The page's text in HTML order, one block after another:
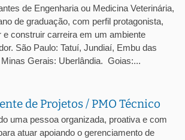
de Engenharia ou Medicina Veterinária,
de graduação, com perfil protagonista,
e construir carreira em um ambiente
São Paulo: Tatuí, Jundiaí, Embu das
Gerais: Uberlândia. Goias:...
de Projetos / PMO Técnico
uma pessoa organizada, proativa e com
atuar apoiando o gerenciamento de